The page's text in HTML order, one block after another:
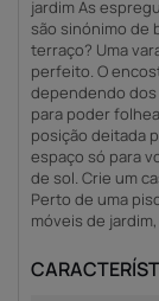
jardim As
são sinónimo de
terraço? Uma
perfeito. O
dependendo
para poder
posição deitada
espaço só para
de sol. Crie um
Perto de uma
móveis de